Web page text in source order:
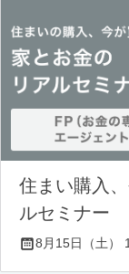
住まい購入
ルセミナー
8月15日（土）